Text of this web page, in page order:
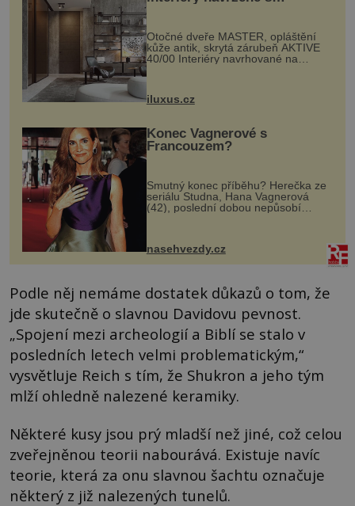
rozumem i vášní!
Otočné dveře MASTER, opláštění
kůže antik, skrytá zárubeň AKTIVE
40/00 Interiéry navrhované na
zakázku často vyžadují atypické
rozměry nejen nábytku, ale i
dnes umož...
iluxus.cz
Konec Vagnerové s
Francouzem?
Smutný konec příběhu? Herečka ze
seriálu Studna, Hana Vagnerová
(42), poslední dobou nepůsobí
nasehvezdy.cz
Podle něj nemáme dostatek důkazů o tom, že
jde skutečně o slavnou Davidovu pevnost.
„Spojení mezi archeologií a Biblí se stalo v
posledních letech velmi problematickým,“
vysvětluje Reich s tím, že Shukron a jeho tým
mlží ohledně nalezené keramiky.
Některé kusy jsou prý mladší než jiné, což celou
zveřejněnou teorii nabourává. Existuje navíc
teorie, která za onu slavnou šachtu označuje
některý z již nalezených tunelů.